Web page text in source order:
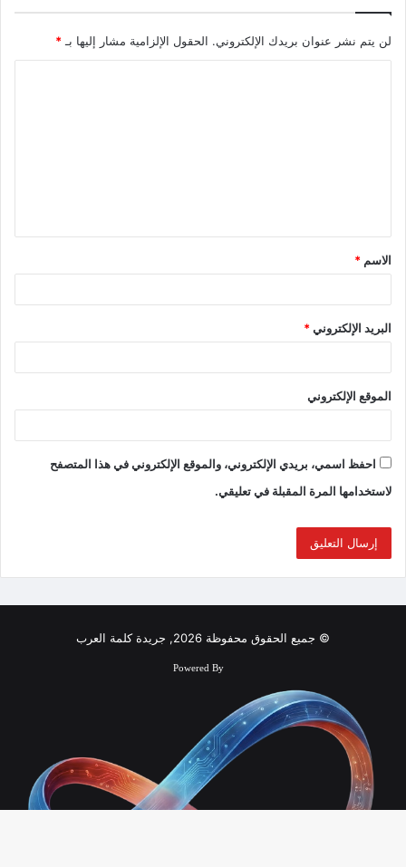
لن يتم نشر عنوان بريدك الإلكتروني. الحقول الإلزامية مشار إليها بـ *
الاسم *
البريد الإلكتروني*
الموقع الإلكتروني
احفظ اسمي، بريدي الإلكتروني، والموقع الإلكتروني في هذا المتصفح
لاستخدامها المرة المقبلة في تعليقي.
© جميع الحقوق محفوظة 2026, جريدة كلمة العرب